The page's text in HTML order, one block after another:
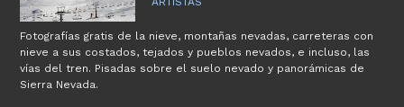
Fotografías gratis de la nieve, montañas nevadas, carreteras con
nieve a sus costados, tejados y pueblos nevados, e incluso, las
vías del tren. Pisadas sobre el suelo nevado y panorámicas de
Sierra Nevada.